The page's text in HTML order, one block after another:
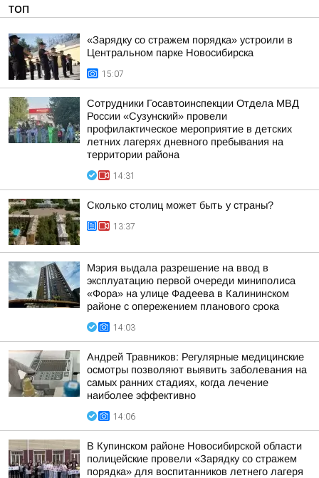
ТОП
«Зарядку со стражем порядка» устроили в
Центральном парке Новосибирска
15:07
Сотрудники Госавтоинспекции Отдела МВД
России «Сузунский» провели
профилактическое мероприятие в детских
летних лагерях дневного пребывания на
территории района
14:31
Сколько столиц может быть у страны?
13:37
Мэрия выдала разрешение на ввод в
эксплуатацию первой очереди миниполиса
«Фора» на улице Фадеева в Калининском
районе с опережением планового срока
14:03
Андрей Травников: Регулярные медицинские
осмотры позволяют выявить заболевания на
самых ранних стадиях, когда лечение
наиболее эффективно
14:06
В Купинском районе Новосибирской области
полицейские провели «Зарядку со стражем
порядка» для воспитанников летнего лагеря